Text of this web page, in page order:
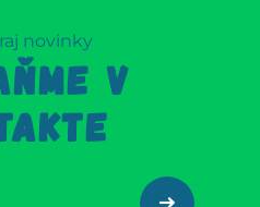
novinky
V